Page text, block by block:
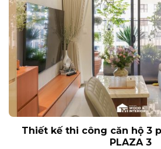
Thiết kế thi công căn hộ 3
PLAZA 3